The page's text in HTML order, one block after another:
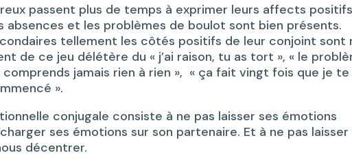
passent plus de temps à exprimer leurs affects
absences et les problèmes de boulot sont bien présents.
tellement les côtés positifs de leur conjoint sont
de ce jeu délétère du « j’ai raison, tu as tort », « le
comprends jamais rien à rien », « ça fait vingt fois que je te
».
conjugale consiste à ne pas laisser ses émotions
ses émotions sur son partenaire. Et à ne pas laisser
décentrer.